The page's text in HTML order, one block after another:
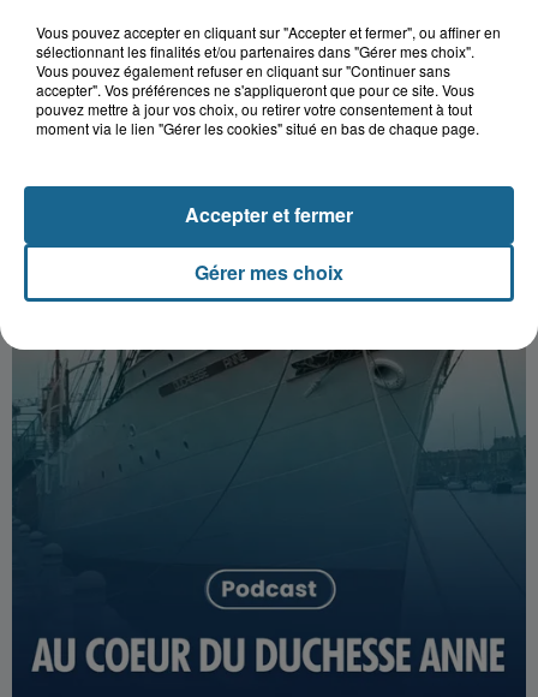
Vous pouvez accepter en cliquant sur "Accepter et fermer", ou affiner en
sélectionnant les finalités et/ou partenaires dans "Gérer mes choix".
Vous pouvez également refuser en cliquant sur "Continuer sans
accepter". Vos préférences ne s'appliqueront que pour ce site. Vous
pouvez mettre à jour vos choix, ou retirer votre consentement à tout
moment via le lien "Gérer les cookies" situé en bas de chaque page.
Gérer mes choix
Accepter et fermer